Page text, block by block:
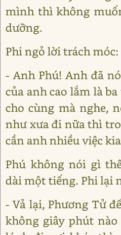
mình thì không
dưỡng.
Phi ngỏ lời trách móc:
- Anh Phú! Anh đã
của anh cao lắm là
cho cùng mà nghe,
như xưa đi nữa thì
cần anh nhiều việc
Phú không nói gì
dài một tiếng. Phi lại
- Vả lại, Phương Tử
không giây phút